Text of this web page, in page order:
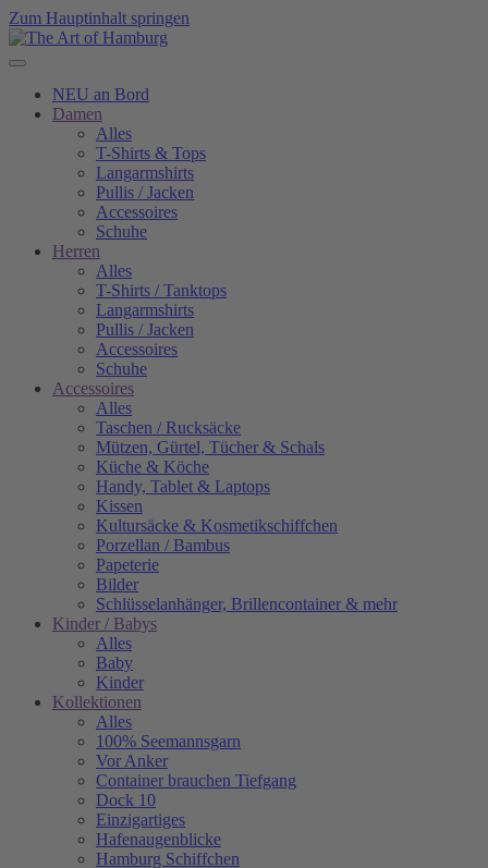
Zum Hauptinhalt springen
NEU an Bord
Damen
Alles
T-Shirts & Tops
Langarmshirts
Pullis / Jacken
Accessoires
Schuhe
Herren
Alles
T-Shirts / Tanktops
Langarmshirts
Pullis / Jacken
Accessoires
Schuhe
Accessoires
Alles
Taschen / Rucksäcke
Mützen, Gürtel, Tücher & Schals
Küche & Köche
Handy, Tablet & Laptops
Kissen
Kultursäcke & Kosmetikschiffchen
Porzellan / Bambus
Papeterie
Bilder
Schlüsselanhänger, Brillencontainer & mehr
Kinder / Babys
Alles
Baby
Kinder
Kollektionen
Alles
100% Seemannsgarn
Vor Anker
Container brauchen Tiefgang
Dock 10
Einzigartiges
Hafenaugen­blicke
Hamburg Schiffchen